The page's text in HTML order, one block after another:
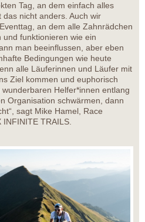
Tag, an dem einfach alles
nicht anders. Auch wir
an dem alle Zahnrädchen
funktionieren wie ein
man beeinflussen, aber eben
Bedingungen wie heute
alle Läuferinnen und Läufer mit
Ziel kommen und euphorisch
Helfer*innen entlang
Organisation schwärmen, dann
sagt Mike Hamel, Race
INFINITE TRAILS.